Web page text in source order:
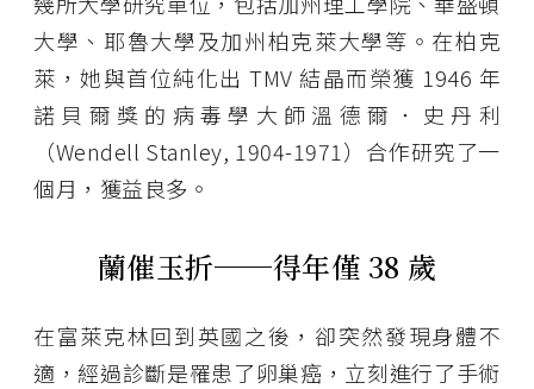
大學、耶魯大學及加州柏克萊大學等。在柏克
萊，她與首位純化出 TMV 結晶而榮獲 1946 年
諾貝爾獎的病毒學大師溫德爾．史丹利
（Wendell Stanley, 1904-1971）合作研究了一
個月，獲益良多。
蘭催玉折──得年僅 38 歲
在富萊克林回到英國之後，卻突然發現身體不
適，經過診斷是罹患了卵巢癌，立刻進行了手術